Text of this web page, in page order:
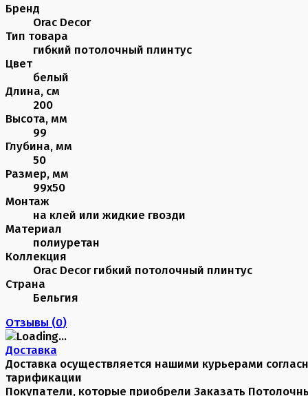
Бренд
Orac Decor
Тип товара
гибкий потолочный плинтус
Цвет
белый
Длина, см
200
Высота, мм
99
Глубина, мм
50
Размер, мм
99х50
Монтаж
на клей или жидкие гвозди
Материал
полиуретан
Коллекция
Orac Decor гибкий потолочный плинтус
Страна
Бельгия
Отзывы (0)
Доставка
Доставка осуществляется нашими курьерами
тарификации
Покупатели, которые приобрели Заказать